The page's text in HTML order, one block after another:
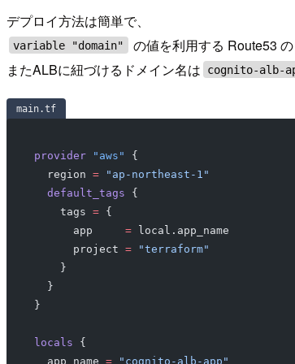
デプロイ方法は簡単で、
variable "domain"
の値を利用する Route53
またALBに紐づけるドメイン名は
cognito-alb-
main.tf
provider "aws"
{
  region
= "ap-northeast-1"
  default_tags
{
    tags
= {
      app
= local.app_name
      project
= "terraform"
    }
  }
}
locals {
  app_name
= "cognito-alb-app"